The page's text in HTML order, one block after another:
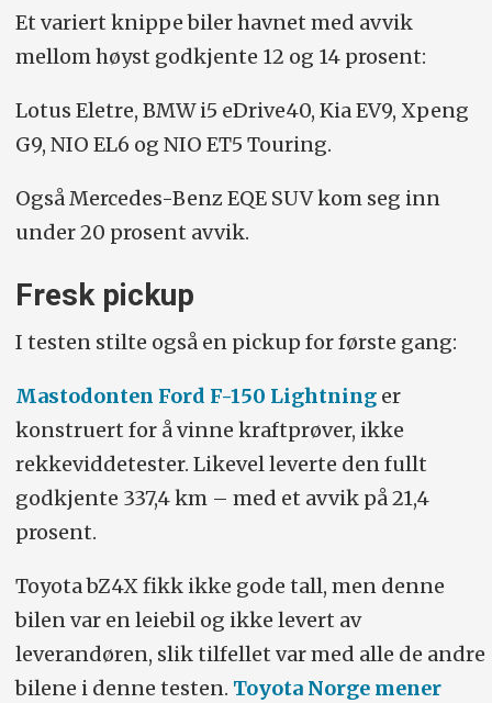
Et variert knippe biler havnet med avvik
mellom høyst godkjente 12 og 14 prosent:
Lotus Eletre, BMW i5 eDrive40, Kia EV9, Xpeng
G9, NIO EL6 og NIO ET5 Touring.
Også Mercedes-Benz EQE SUV kom seg inn
under 20 prosent avvik.
Fresk pickup
I testen stilte også en pickup for første gang:
Mastodonten Ford F-150 Lightninger
konstruert for å vinne kraftprøver, ikke
rekkeviddetester. Likevel leverte den fullt
godkjente 337,4 km – med et avvik på 21,4
prosent.
Toyota bZ4X fikk ikke gode tall, men denne
bilen var en leiebil og ikke levert av
leverandøren, slik tilfellet var med alle de andre
bilene i denne testen. Toyota Norge mener